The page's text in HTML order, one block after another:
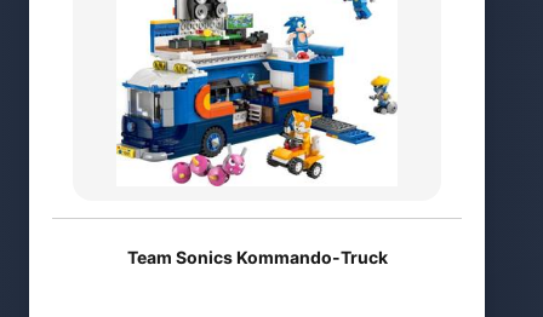
Team Sonics Kommando-Truck